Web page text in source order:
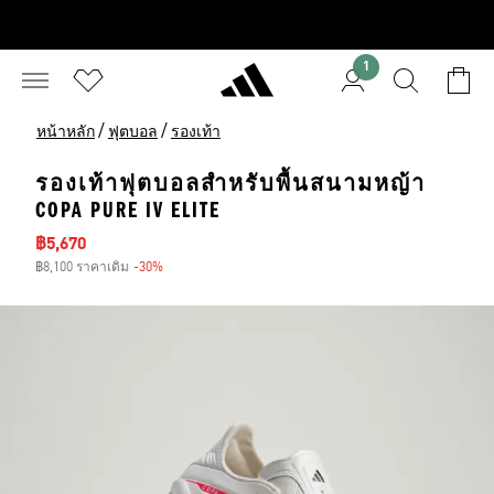
1
หน้าหลัก / ฟุตบอล / รองเท้า
รองเท้าฟุตบอลสำหรับพื้นสนามหญ้า
COPA PURE IV ELITE
ราคาลด
฿5,670
฿8,100 ราคาเดิม -30%